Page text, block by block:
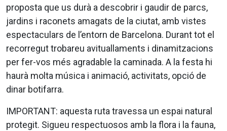
proposta que us durà a descobrir i gaudir de parcs,
jardins i raconets amagats de la ciutat, amb vistes
espectaculars de l’entorn de Barcelona. Durant tot el
recorregut trobareu avituallaments i dinamitzacions
per fer-vos més agradable la caminada. A la festa hi
haurà molta música i animació, activitats, opció de
dinar botifarra.
IMPORTANT: aquesta ruta travessa un espai natural
protegit. Sigueu respectuosos amb la flora i la fauna,